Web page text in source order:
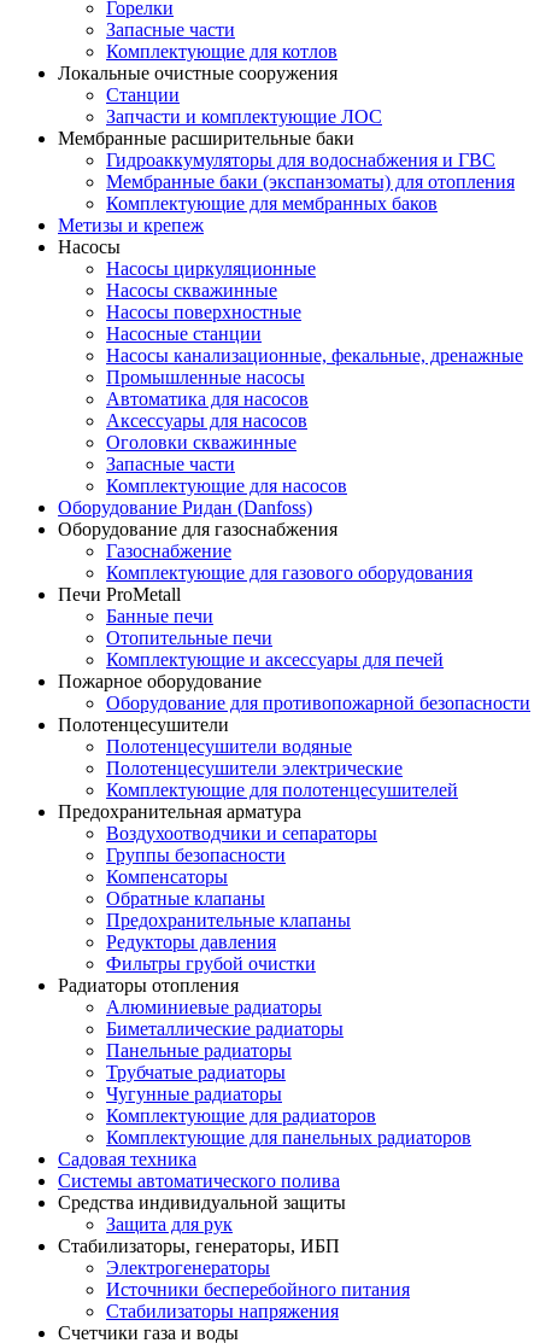
Горелки
Запасные части
Комплектующие для котлов
Локальные очистные сооружения
Станции
Запчасти и комплектующие ЛОС
Мембранные расширительные баки
Гидроаккумуляторы для водоснабжения и ГВС
Мембранные баки (экспанзоматы) для отопления
Комплектующие для мембранных баков
Метизы и крепеж
Насосы
Насосы циркуляционные
Насосы скважинные
Насосы поверхностные
Насосные станции
Насосы канализационные, фекальные, дренажные
Промышленные насосы
Автоматика для насосов
Аксессуары для насосов
Оголовки скважинные
Запасные части
Комплектующие для насосов
Оборудование Ридан (Danfoss)
Оборудование для газоснабжения
Газоснабжение
Комплектующие для газового оборудования
Печи ProMetall
Банные печи
Отопительные печи
Комплектующие и аксессуары для печей
Пожарное оборудование
Оборудование для противопожарной безопасности
Полотенцесушители
Полотенцесушители водяные
Полотенцесушители электрические
Комплектующие для полотенцесушителей
Предохранительная арматура
Воздухоотводчики и сепараторы
Группы безопасности
Компенсаторы
Обратные клапаны
Предохранительные клапаны
Редукторы давления
Фильтры грубой очистки
Радиаторы отопления
Алюминиевые радиаторы
Биметаллические радиаторы
Панельные радиаторы
Трубчатые радиаторы
Чугунные радиаторы
Комплектующие для радиаторов
Комплектующие для панельных радиаторов
Садовая техника
Системы автоматического полива
Средства индивидуальной защиты
Защита для рук
Стабилизаторы, генераторы, ИБП
Электрогенераторы
Источники бесперебойного питания
Стабилизаторы напряжения
Счетчики газа и воды